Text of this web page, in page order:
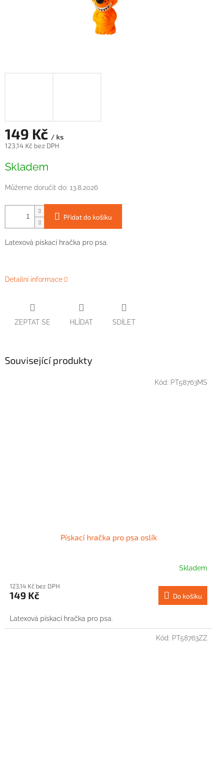
149 Kč / ks
123,14 Kč bez DPH
cena:
Skladem
Můžeme doručit do: 13.8.2026
Přidat do košíku
Latexová pískací hračka pro psa.
Detailní informace
ZEPTAT SE HLÍDAT SDÍLET
Související produkty
Pískací hračka pro psa oslík
Skladem
123,14 Kč bez DPH
149 Kč Do košíku
Latexová pískací hračka pro psa.
Kód: PT58763MS
Kód: PT58763ZZ